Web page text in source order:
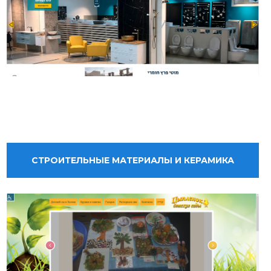
СТРОИТЕЛЬНЫЕ МАТЕРИАЛЫ И КЕРАМИКА